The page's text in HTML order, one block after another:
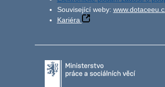
Související weby:
Kariéra